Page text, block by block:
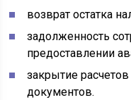
возврат остатка
задолженность
предоставлении
закрытие
документов.